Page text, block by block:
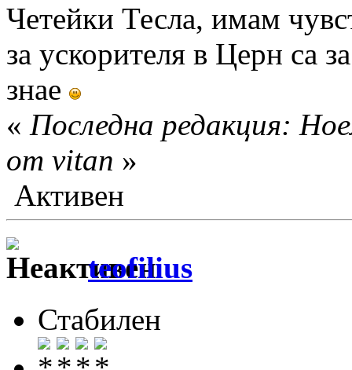
Четейки Тесла, имам
за ускорителя в Церн са
знае
« Последна редакция:
от vitan »
Активен
teofilius
Стабилен